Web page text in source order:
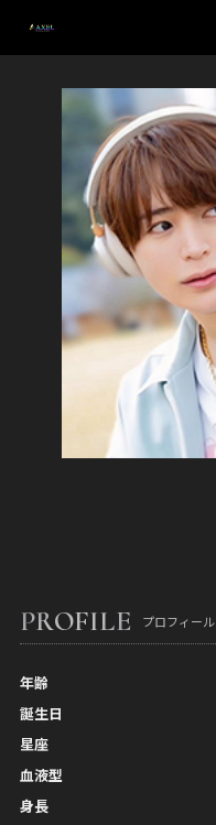
PROFILE プロフィール
年齢
誕生日
星座
血液型
身長